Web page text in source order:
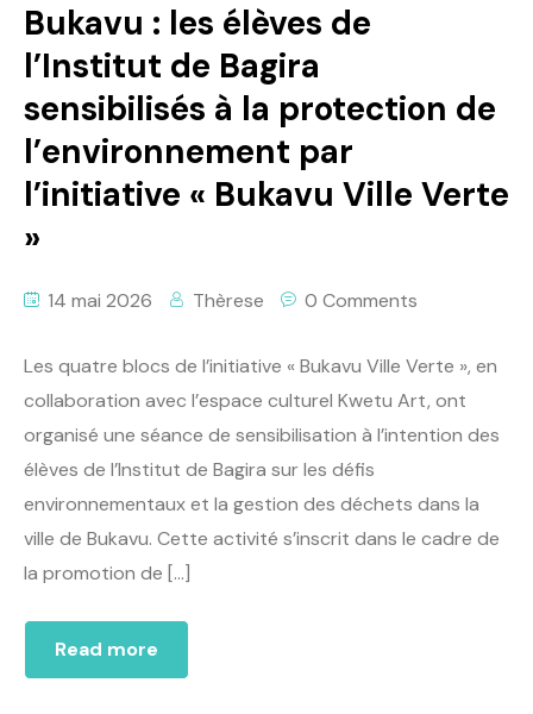
Bukavu : les élèves de
l’Institut de Bagira
sensibilisés à la protection de
l’environnement par
l’initiative « Bukavu Ville Verte
»
14 mai 2026 Thèrese 0 Comments
Les quatre blocs de l’initiative « Bukavu Ville Verte », en
collaboration avec l’espace culturel Kwetu Art, ont
organisé une séance de sensibilisation à l’intention des
élèves de l’Institut de Bagira sur les défis
environnementaux et la gestion des déchets dans la
ville de Bukavu. Cette activité s’inscrit dans le cadre de
la promotion de […]
Read more